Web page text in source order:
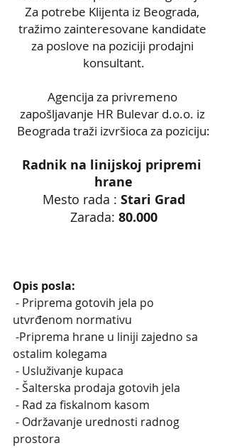
Za potrebe Klijenta iz Beograda,
tražimo zainteresovane kandidate
za poslove na poziciji prodajni
konsultant.
Agencija za privremeno
zapošljavanje HR Bulevar d.o.o. iz
Beograda traži izvršioca za poziciju:
Radnik na linijskoj pripremi
hrane
Mesto rada : Stari Grad
Zarada: 80.000
Opis posla:
utvrđenom normativu
ostalim kolegama
- Usluživanje kupaca
- Šalterska prodaja gotovih jela
- Rad za fiskalnom kasom
prostora